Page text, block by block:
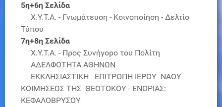
5η+6η Σελίδα
Χ.Υ.Τ.Α. - Γνωμάτευση - Κοινοποίηση - Δελτίο
Τύπου
7η+8η Σελίδα
Χ.Υ.Τ.Α. - Προς Συνήγορο του Πολίτη
ΑΔΕΛΦΟΤΗΤΑ ΑΘΗΝΩΝ
ΕΚΚΛΗΣΙΑΣΤΙΚΗ ΕΠΙΤΡΟΠΗ ΙΕΡΟΥ ΝΑΟΥ
ΚΟΙΜΗΣΕΩΣ ΤΗΣ ΘΕΟΤΟΚΟΥ - ΕΝΟΡΙΑΣ:
ΚΕΦΑΛΟΒΡΥΣΟΥ